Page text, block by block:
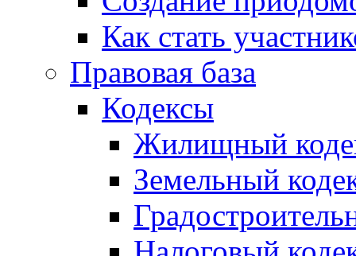
Как стать
Правовая база
Кодексы
Жилищный
Земельный